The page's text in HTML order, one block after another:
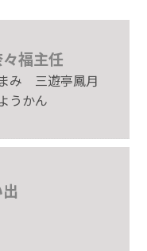
福主任
み 三遊亭鳳月
うかん